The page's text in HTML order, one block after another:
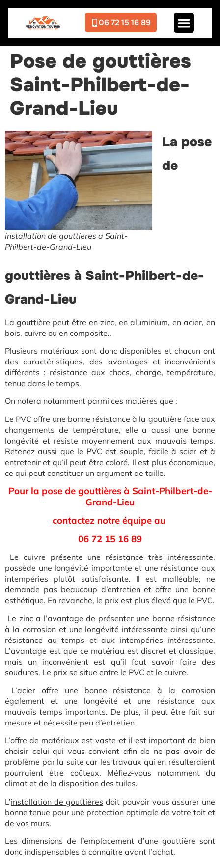
06 72 15 16 89
Pose de gouttières
Saint-Philbert-de-
Grand-Lieu
installation de gouttieres a Saint-
Philbert-de-Grand-Lieu
La pose
de
gouttières à Saint-Philbert-de-
Grand-Lieu
La gouttière peut être en zinc, en aluminium, en acier, en
bois, cuivre ou en composite..
Plusieurs matériaux sont donc disponibles et chacun ont
des caractéristiques, des avantages et inconvénients
différents : résistance aux chocs, charge, température,
tenue dans le temps..
On notera notamment parmi ces matières que :
Le PVC offre une bonne résistance à la gouttière face aux
changements de température, elle a aussi une bonne
longévité et résiste moyennement aux mauvais temps.
Retenez aussi que le PVC est souple, facile à scier et à
entretenir et qu’il peut être coloré. Il est plus économique,
ce qui peut constituer un argument de taille.
Pour la pose de gouttières à Saint-Philbert-de-
Grand-Lieu
contactez notre équipe au
06 72 15 16 89
Le cuivre présente une résistance très intéressante,
possède une longévité importante et une résistance aux
intempéries plutôt satisfaisante. Il est malléable, ne
demande pas beaucoup d’entretien et offre une bonne
esthétique. En revanche, le prix est plus élevé que le PVC.
Le zinc a l’avantage de présenter une bonne résistance
à la corrosion et une longévité intéressante ainsi qu’une
résistance au temps et aux intempéries intéressante.
L’avantage est que ce matériau est discret et classique,
mais un inconvénient est qu’il faut savoir faire des
soudures. Le prix se situe entre le PVC et le cuivre.
L’acier offre une bonne résistance à la corrosion
également et une longévité et une résistance aux
mauvais temps importants. De plus, il peut être fait sur
mesure et nécessite peu d’entretien.
L’offre de matériaux est vaste et il est important de bien
choisir celui qui vous convient afin de ne pas avoir de
problème par la suite car les travaux qui en résulteraient
pourraient être coûteux. Méfiez-vous notamment du
climat et de la disposition des tuiles.
L’installation de gouttières doit pouvoir vous assurer une
bonne tenue pour une protection optimale de votre toit et
de vos murs.
Les dimensions de l’emplacement d’une gouttière sont
donc indispensables à connaitre avant l’achat.